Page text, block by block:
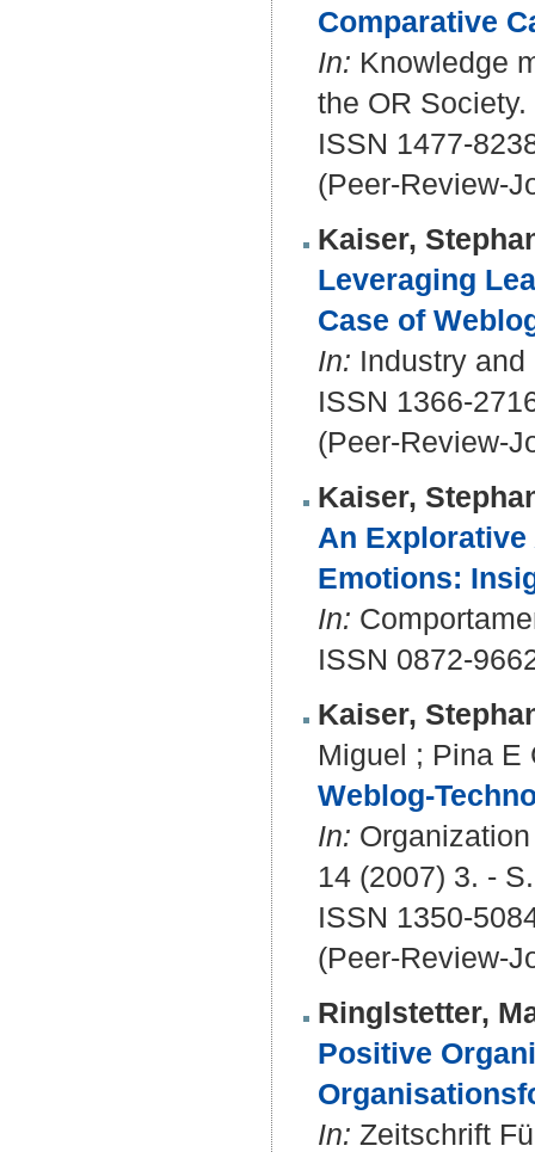
Comparative
In: Knowledge
the OR
ISSN 1477-
(Peer-Review-
Kaiser,
Leveraging
Case of
In: Industry
ISSN 1366-
(Peer-Review-
Kaiser,
An
Emotions:
In:
ISSN 0872-
Kaiser,
Miguel ; Pina E
Weblog-
In:
14 (2007) 3. -
ISSN 1350-
(Peer-Review-
Ringlstetter,
Positive
In: Zeitschrift